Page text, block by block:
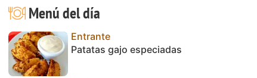
Menú del día
Entrante
Patatas gajo especiadas